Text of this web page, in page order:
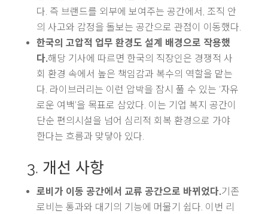
다. 즉 브랜드를 외부에 보여주는 공간에서, 조직 안
의 사고와 감정을 돌보는 공간으로 관점이 이동했다.
한국의 고압적 업무 환경도 설계 배경으로 작용했
다.해당 기사에 따르면 한국의 직장인은 경쟁적 사
회 환경 속에서 높은 책임감과 복수의 역할을 맡는
다. 라이브러리는 이런 압박을 잠시 풀 수 있는 ‘자유
로운 여백’을 목표로 삼았다. 이는 기업 복지 공간이
단순 편의시설을 넘어 심리적 회복 환경으로 가야
한다는 흐름과 맞닿아 있다.
3. 개선 사항
로비가 이동 공간에서 교류 공간으로 바뀌었다.기존
로비는 통과와 대기의 기능에 머물기 쉽다. 이번 리